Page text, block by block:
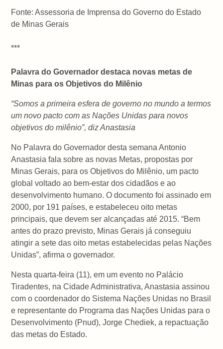
Fonte: Assessoria de Imprensa do Governo do Estado
de Minas Gerais
***
Palavra do Governador destaca novas metas de
Minas para os Objetivos do Milênio
“Somos a primeira esfera de governo no mundo a termos
um novo pacto com as Nações Unidas para novos
objetivos do milênio”, diz Anastasia
No Palavra do Governador desta semana Antonio
Anastasia fala sobre as novas Metas, propostas por
Minas Gerais, para os Objetivos do Milênio, um pacto
global voltado ao bem-estar dos cidadãos e ao
desenvolvimento humano. O documento foi assinado em
2000, por 191 países, e estabeleceu oito metas
principais, que devem ser alcançadas até 2015. “Bem
antes do prazo previsto, Minas Gerais já conseguiu
atingir a sete das oito metas estabelecidas pelas Nações
Unidas”, afirma o governador.
Nesta quarta-feira (11), em um evento no Palácio
Tiradentes, na Cidade Administrativa, Anastasia assinou
com o coordenador do Sistema Nações Unidas no Brasil
e representante do Programa das Nações Unidas para o
Desenvolvimento (Pnud), Jorge Chediek, a repactuação
das metas do Estado.